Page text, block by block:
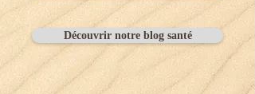
Découvrir notre blog santé